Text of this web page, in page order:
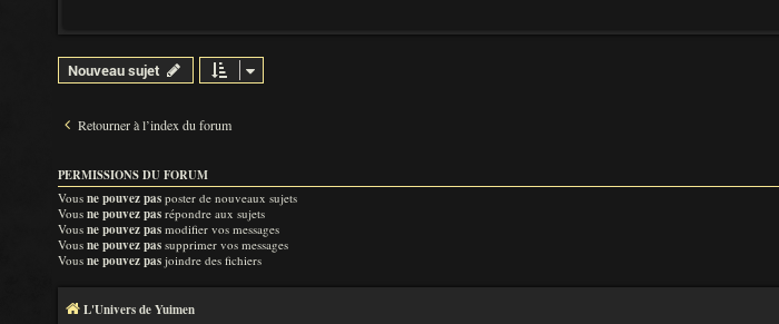
Nouveau sujet
Retourner à l’index du forum
PERMISSIONS DU FORUM
Vous ne pouvez pas poster de nouveaux sujets
Vous ne pouvez pas répondre aux sujets
Vous ne pouvez pas modifier vos messages
Vous ne pouvez pas supprimer vos messages
Vous ne pouvez pas joindre des fichiers
L'Univers de Yuimen